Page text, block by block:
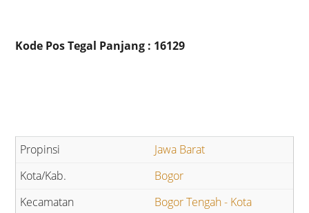
Kode Pos Tegal Panjang : 16129
Jawa Barat
Bogor
Bogor Tengah - Kota